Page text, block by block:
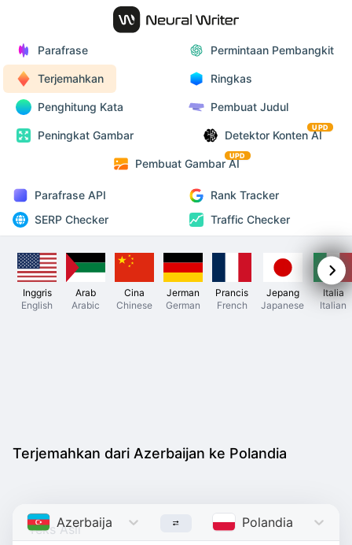
Parafrase Permintaan Pembangkit
Terjemahkan Ringkas
Penghitung Kata Pembuat Judul
Peningkat Gambar Detektor Konten AI
UPD
Pembuat Gambar AI
UPD
Parafrase API
Rank Tracker
SERP Checker
Traffic Checker
Inggris
English
Arab
Arabic
Cina
Chinese
Jerman
German
Prancis
French
Jepang
Japanese
Italia
Italian
Terjemahkan dari Azerbaijan ke Polandia
Azerbaijan Azerbaijani Polandia Polish